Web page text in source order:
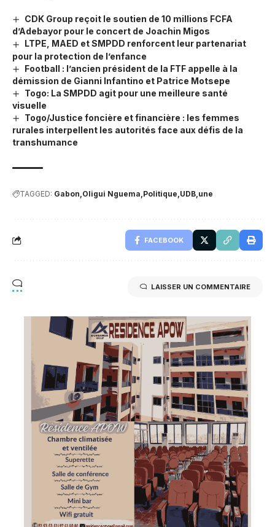
CDK Group reçoit le soutien de 10 millions FCFA
d’Adebayor pour le concert de Joachin Migos
LTPE, MAED et SMPDD renforcent leur partenariat
pour la protection de l’enfance
Football : l’ancien président de la FTF appelle à la
démission de Gianni Infantino et Patrice Motsepe
Togo: La SMPDD agit pour une meilleure santé
visuelle
Togo/Justice foncière et financière : les femmes
rurales interpellent les autorités face aux défis de la
transhumance
TAGGED: Gabon Oligui Nguema Politique UDB une
FACEBOOK
LAISSER UN COMMENTAIRE